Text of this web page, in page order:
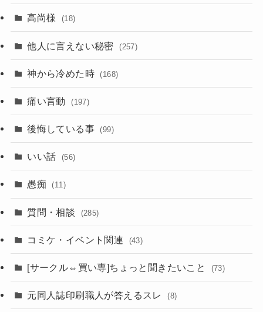
高尚様 (18)
他人に言えない秘密 (257)
神から冷めた時 (168)
痛い言動 (197)
後悔している事 (99)
いい話 (56)
愚痴 (11)
質問・相談 (285)
コミケ・イベント関連 (43)
[サークル⇔買い専]ちょっと聞きたいこと (73)
元同人誌印刷職人が答えるスレ (8)